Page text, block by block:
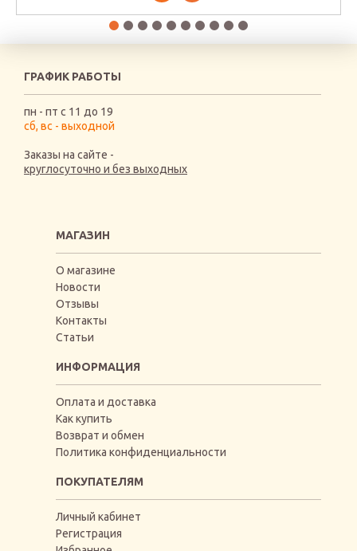
ГРАФИК РАБОТЫ
пн - пт с 11 до 19
сб, вс - выходной
Заказы на сайте -
круглосуточно и без выходных
МАГАЗИН
О магазине
Новости
Отзывы
Контакты
Статьи
ИНФОРМАЦИЯ
Оплата и доставка
Как купить
Возврат и обмен
Политика конфиденциальности
ПОКУПАТЕЛЯМ
Личный кабинет
Регистрация